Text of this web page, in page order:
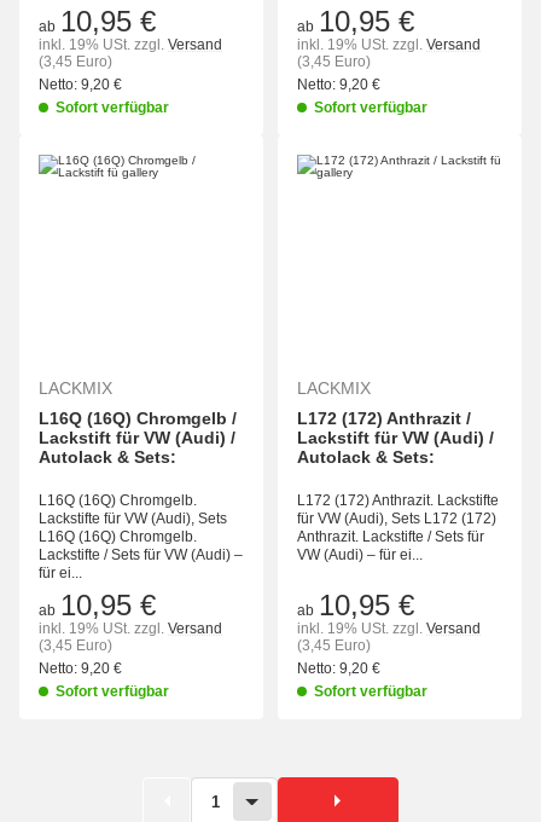
ab 10,95 €
inkl. 19% USt. zzgl. Versand
(3,45 Euro)
Netto: 9,20 €
Sofort verfügbar
ab 10,95 €
inkl. 19% USt. zzgl. Versand
(3,45 Euro)
Netto: 9,20 €
Sofort verfügbar
LACKMIX
L16Q (16Q) Chromgelb /
Lackstift für VW (Audi) /
Autolack & Sets:
L16Q (16Q) Chromgelb.
Lackstifte für VW (Audi), Sets
L16Q (16Q) Chromgelb.
Lackstifte / Sets für VW (Audi) –
für ei...
ab 10,95 €
inkl. 19% USt. zzgl. Versand
(3,45 Euro)
Netto: 9,20 €
Sofort verfügbar
LACKMIX
L172 (172) Anthrazit /
Lackstift für VW (Audi) /
Autolack & Sets:
L172 (172) Anthrazit. Lackstifte
für VW (Audi), Sets L172 (172)
Anthrazit. Lackstifte / Sets für
VW (Audi) – für ei...
ab 10,95 €
inkl. 19% USt. zzgl. Versand
(3,45 Euro)
Netto: 9,20 €
Sofort verfügbar
1